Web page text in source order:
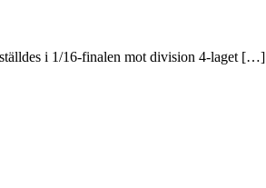
ställdes i 1/16-finalen mot division 4-laget […]